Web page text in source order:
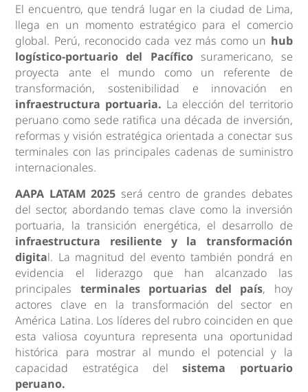
El encuentro, que tendrá lugar en la ciudad de Lima,
llega en un momento estratégico para el comercio
global. Perú, reconocido cada vez más como un hub
logístico-portuario del Pacíficosuramericano, se
proyecta ante el mundo como un referente de
transformación, sostenibilidad e innovación en
infraestructura portuaria. La elección del territorio
peruano como sede ratifica una década de inversión,
reformas y visión estratégica orientada a conectar sus
terminales con las principales cadenas de suministro
internacionales.
AAPA LATAM 2025 será centro de grandes debates
del sector, abordando temas clave como la inversión
portuaria, la transición energética, el desarrollo de
infraestructura resiliente y la transformación
digital. La magnitud del evento también pondrá en
evidencia el liderazgo que han alcanzado las
principales terminales portuarias del país, hoy
actores clave en la transformación del sector en
América Latina. Los líderes del rubro coinciden en que
esta valiosa coyuntura representa una oportunidad
histórica para mostrar al mundo el potencial y la
capacidad estratégica delsistema portuario
peruano.